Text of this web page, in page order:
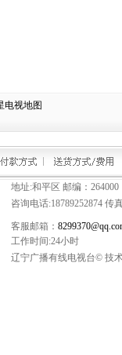
电视地图
地址:和平区 邮编：264000
咨询电话:18789252874 传
客服邮箱：
工作时间:24小时
辽宁广播有线电视台© 技